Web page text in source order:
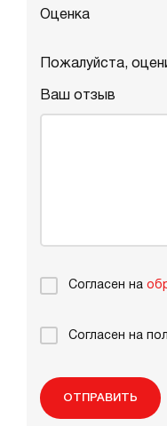
Оценка
Пожалуйста,
Ваш отзыв
Согласен на
Согласен на
ОТПРАВИТЬ